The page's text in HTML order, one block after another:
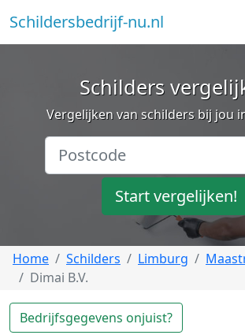
Schildersbedrijf-nu.nl
Schilders
Vergelijken van schilders bij jou
Start vergelijken!
Home Schilders Limburg
Dimai B.V.
Bedrijfsgegevens onjuist?